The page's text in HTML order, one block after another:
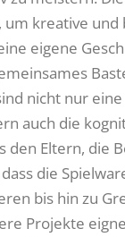
kreative
eigene
nicht nur
auch die
den Eltern, die
die
bis hin zu
Projekte